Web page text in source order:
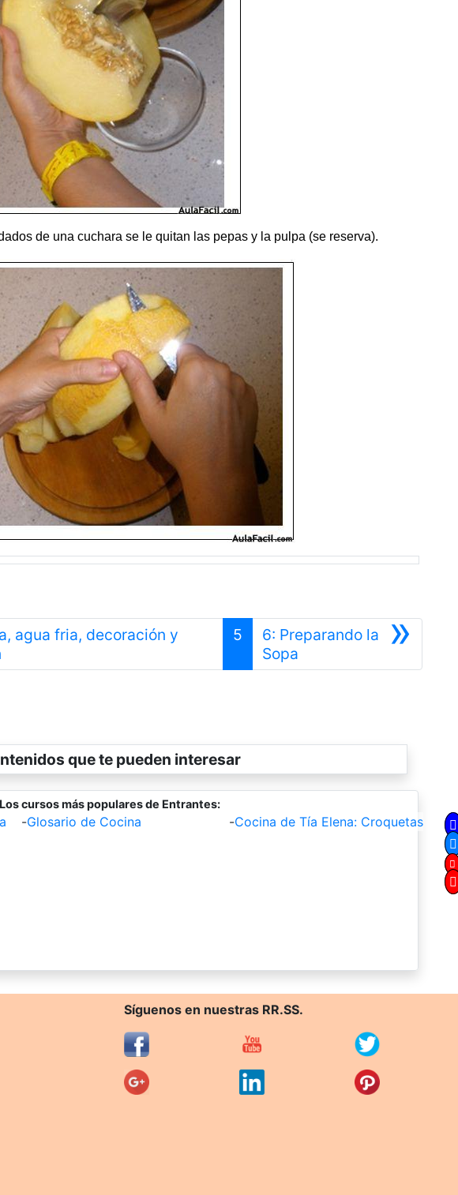
de una cuchara se le quitan las pepas y la pulpa (se reserva).
agua fria, decoración y
Anterior
5 »
6: Preparando la
SopaSiguiente
que te pueden interesar
Los cursos más populares de Entrantes:
-Glosario de Cocina -Cocina de Tía Elena: Croquetas
Síguenos en nuestras RR.SS.